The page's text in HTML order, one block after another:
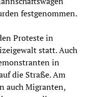
festgenommen.
Proteste in
statt. Auch
in
die Straße. Am
auch Migranten,